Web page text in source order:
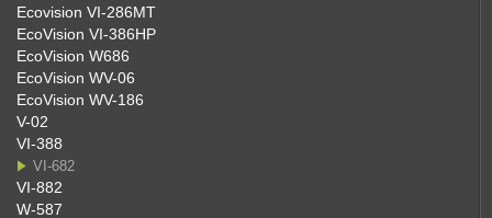
Ecovision VI-286MT
EcoVision VI-386HP
EcoVision W686
EcoVision WV-06
EcoVision WV-186
V-02
VI-388
VI-682
VI-882
W-587